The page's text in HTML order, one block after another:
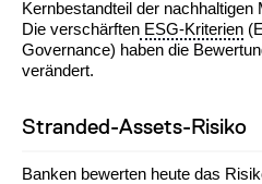
Kernbestandteil der
Die verschärften ESG-Kriterien
Governance) haben die
verändert.
Stranded-Assets-Risiko
Banken bewerten heute das